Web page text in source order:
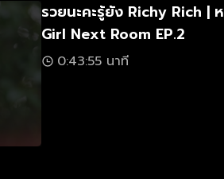
รวยนะคะรู้ยัง Richy Rich |
Girl Next Room EP.2
0:43:55 นาที